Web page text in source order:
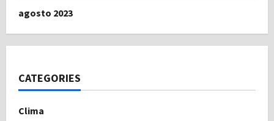
agosto 2023
CATEGORIES
Clima